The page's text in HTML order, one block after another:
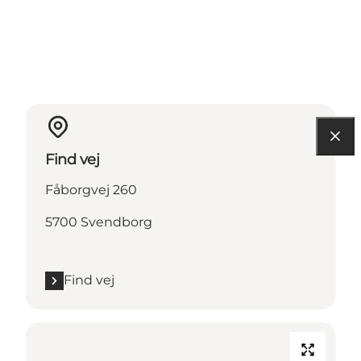
Find vej
Fåborgvej 260
5700 Svendborg
Find vej